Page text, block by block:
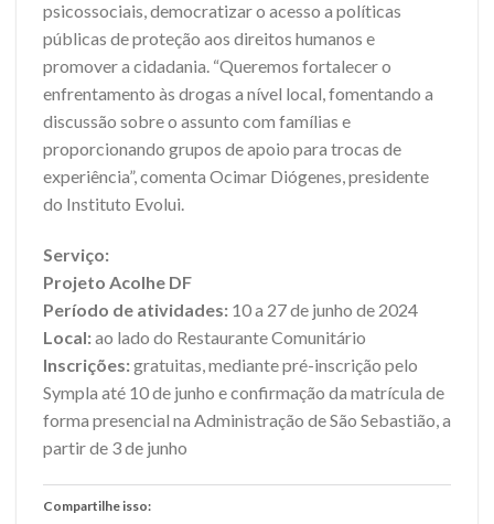
psicossociais, democratizar o acesso a políticas
públicas de proteção aos direitos humanos e
promover a cidadania. “Queremos fortalecer o
enfrentamento às drogas a nível local, fomentando a
discussão sobre o assunto com famílias e
proporcionando grupos de apoio para trocas de
experiência”, comenta Ocimar Diógenes, presidente
do Instituto Evolui.
Serviço:
Projeto Acolhe DF
Período de atividades: 10 a 27 de junho de 2024
Local:ao lado do Restaurante Comunitário
Inscrições:gratuitas, mediante pré-inscrição pelo
Sympla até 10 de junho e confirmação da matrícula de
forma presencial na Administração de São Sebastião, a
partir de 3 de junho
Compartilhe isso: